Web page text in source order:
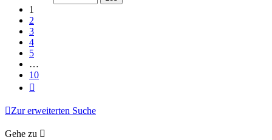
1
2
3
4
5
…
10
Zur erweiterten Suche
Gehe zu